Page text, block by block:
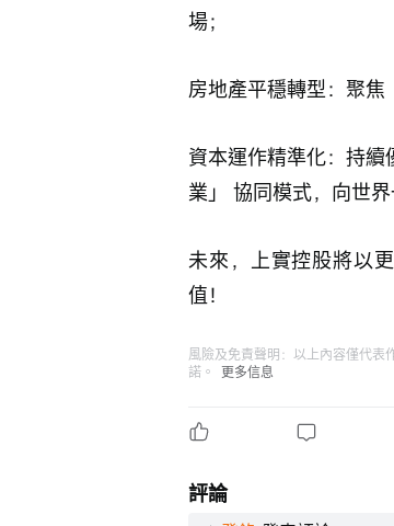
場；
房地產平穩轉型：聚焦
資本運作精準化：持
業」 協同模式，向世
未來，上實控股將以
值！
風險及免責聲明：以上內容僅代表
諾。
更多信息
評論